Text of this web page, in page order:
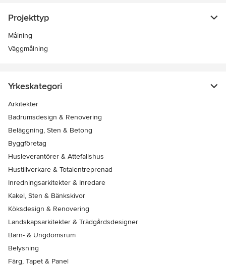
Projekttyp
Målning
Väggmålning
Yrkeskategori
Arkitekter
Badrumsdesign & Renovering
Beläggning, Sten & Betong
Byggföretag
Husleverantörer & Attefallshus
Hustillverkare & Totalentreprenad
Inredningsarkitekter & Inredare
Kakel, Sten & Bänkskivor
Köksdesign & Renovering
Landskapsarkitekter & Trädgårdsdesigner
Barn- & Ungdomsrum
Belysning
Färg, Tapet & Panel